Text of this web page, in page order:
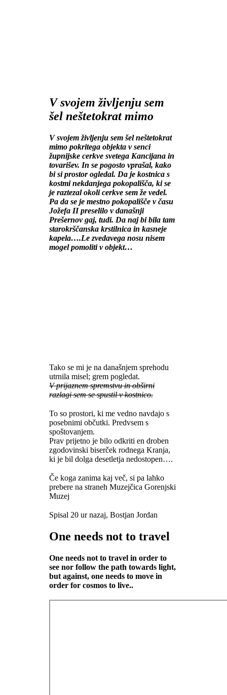
V svojem življenju sem
šel neštetokrat mimo
V svojem življenju sem šel neštetokrat
mimo pokritega objekta v senci
župnijske cerkve svetega Kancijana in
tovarišev. In se pogosto vprašal, kako
bi si prostor ogledal. Da je kostnica s
kostmi nekdanjega pokopališča, ki se
je raztezal okoli cerkve sem že vedel.
Pa da se je mestno pokopališče v času
Jožefa II preselilo v današnji
Prešernov gaj, tudi. Da naj bi bila tam
starokrščanska krstilnica in kasneje
kapela….Le zvedavega nosu nisem
mogel pomoliti v objekt…
Tako se mi je na današnjem sprehodu
utrnila misel; grem pogledat.
V prijaznem spremstvu in obširni
razlagi sem se spustil v kostnico.
To so prostori, ki me vedno navdajo s
posebnimi občutki. Predvsem s
spoštovanjem.
Prav prijetno je bilo odkriti en droben
zgodovinski biserček rodnega Kranja,
ki je bil dolga desetletja nedostopen….
Če koga zanima kaj več, si pa lahko
prebere na straneh Muzejčica Gorenjski
Muzej
Spisal 20 ur nazaj, Bostjan Jordan
One needs not to travel
One needs not to travel in order to
see nor follow the path towards light,
but against, one needs to move in
order for cosmos to live..